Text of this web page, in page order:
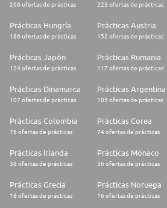
266 ofertas de prácticas 223 ofertas de prácticas
Prácticas Hungría
186 ofertas de prácticas
Prácticas Austria
152 ofertas de prácticas
Prácticas Japón
124 ofertas de prácticas
Prácticas Rumania
117 ofertas de prácticas
Prácticas Dinamarca
107 ofertas de prácticas
Prácticas Argentina
105 ofertas de prácticas
Prácticas Colombia
76 ofertas de prácticas
Prácticas Corea
74 ofertas de prácticas
Prácticas Irlanda
38 ofertas de prácticas
Prácticas Mónaco
36 ofertas de prácticas
Prácticas Grecia
18 ofertas de prácticas
Prácticas Noruega
16 ofertas de prácticas